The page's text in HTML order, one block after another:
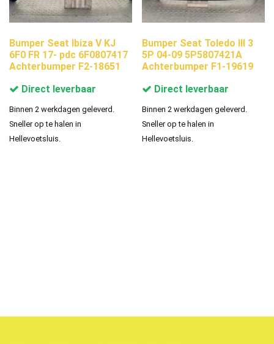
Bumper Seat Ibiza V KJ
6F0 FR 17- pdc 6F0807417
Achterbumper F2-18651
Direct leverbaar
Binnen 2 werkdagen geleverd.
Sneller op te halen in
Hellevoetsluis.
Bumper Seat Toledo III 3
5P 04-09 5P5807421A
Achterbumper F1-19619
Direct leverbaar
Binnen 2 werkdagen geleverd.
Sneller op te halen in
Hellevoetsluis.